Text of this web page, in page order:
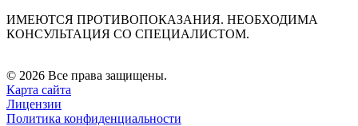
ИМЕЮТСЯ ПРОТИВОПОКАЗАНИЯ. НЕОБХОДИМА
КОНСУЛЬТАЦИЯ СО СПЕЦИАЛИСТОМ.
© 2026 Все права защищены.
Карта сайта
Лицензии
Политика конфиденциальности